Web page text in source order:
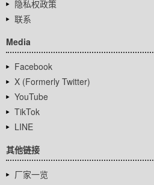
隐私权政策
联系
Media
Facebook
X (Formerly Twitter)
YouTube
TikTok
LINE
其他链接
厂家一览